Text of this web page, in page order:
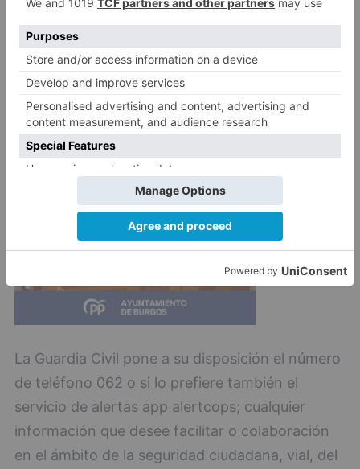
La Guardia Civil continuará con esta campaña
de inspecciones dirigidas al control en materia
de tabaco siendo uno de sus principales
cometidos detectar y combatir el contrabando.
La Guardia Civil pone a su disposición el número
de teléfono 062 o si lo prefiere también el
servicio de alertas app alertcops; cualquier
información que desee facilitar o colaboración
en el ámbito de la seguridad ciudadana, vial, del